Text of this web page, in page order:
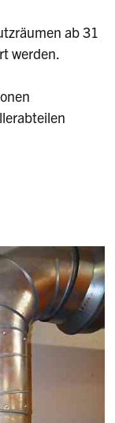
ab 31
werden.